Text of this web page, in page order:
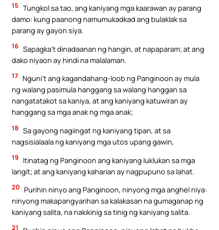
15 Tungkol sa tao, ang kaniyang mga kaarawan ay parang
damo: kung paanong namumukadkad ang bulaklak sa
parang ay gayon siya.
16 Sapagka’t dinadaanan ng hangin, at napaparam; at ang
dako niyaon ay hindi na malalaman.
17 Nguni’t ang kagandahang-loob ng Panginoon ay mula
ng walang pasimula hanggang sa walang hanggan sa
nangatatakot sa kaniya, at ang kaniyang katuwiran ay
hanggang sa mga anak ng mga anak;
18 Sa gayong nagiingat ng kaniyang tipan, at sa
nagsisialaala ng kaniyang mga utos upang gawin,
19
Itinatag ng Panginoon ang kaniyang luklukan sa mga
langit; at ang kaniyang kaharian ay nagpupuno sa lahat.
20 Purihin ninyo ang Panginoon, ninyong mga anghel niya:
ninyong makapangyarihan sa kalakasan na gumaganap ng
kaniyang salita, na nakikinig sa tinig ng kaniyang salita.
21